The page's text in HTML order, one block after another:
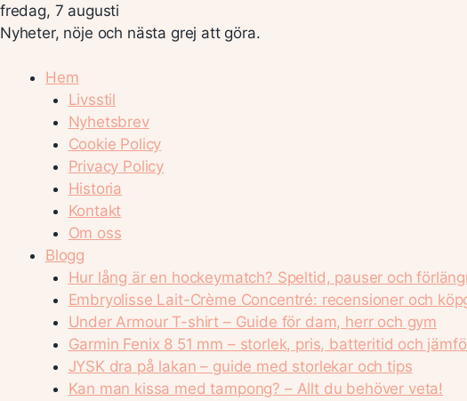
fredag, 7 augusti
Nyheter, nöje och nästa grej att göra.
Hem
Livsstil
Nyhetsbrev
Cookie Policy
Privacy Policy
Historia
Kontakt
Om oss
Blogg
Hur lång är en hockeymatch? Speltid, pauser och
Embryolisse Lait-Crème Concentré: recensioner och
Under Armour T-shirt – Guide för dam, herr och gym
Garmin Fenix 8 51 mm – storlek, pris, batteritid och
JYSK dra på lakan – guide med storlekar och tips
Kan man kissa med tampong? – Allt du behöver veta!